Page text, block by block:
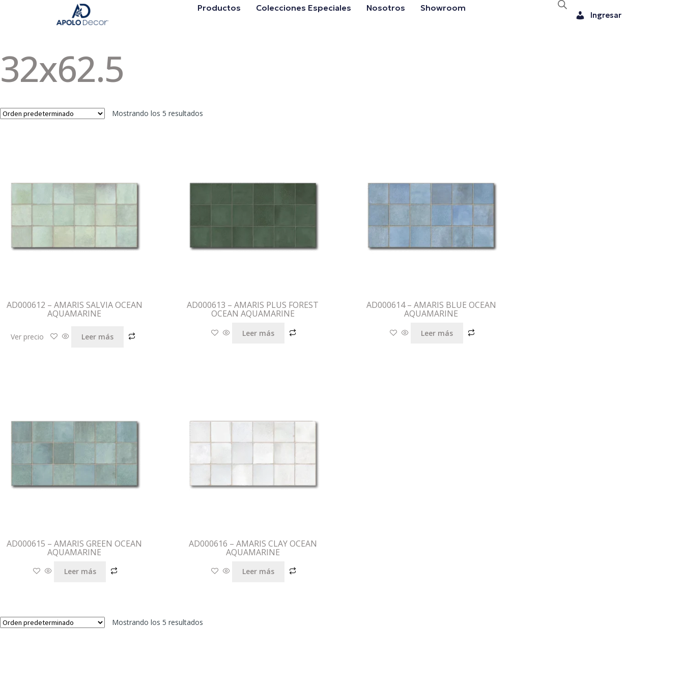
Productos Colecciones Especiales Nosotros Showroom
Ingresar
32x62.5
Mostrando los 5 resultados
AD000612 – AMARIS SALVIA OCEAN
AQUAMARINE
Ver precio Leer más
AD000613 – AMARIS PLUS FOREST
OCEAN AQUAMARINE
Leer más
AD000614 – AMARIS BLUE OCEAN
AQUAMARINE
Leer más
AD000615 – AMARIS GREEN OCEAN
AQUAMARINE
Leer más
AD000616 – AMARIS CLAY OCEAN
AQUAMARINE
Leer más
Mostrando los 5 resultados